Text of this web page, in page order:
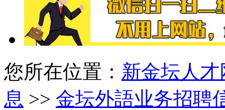
您所在位置： 新金坛人才
息 >> 金坛外語业务招聘